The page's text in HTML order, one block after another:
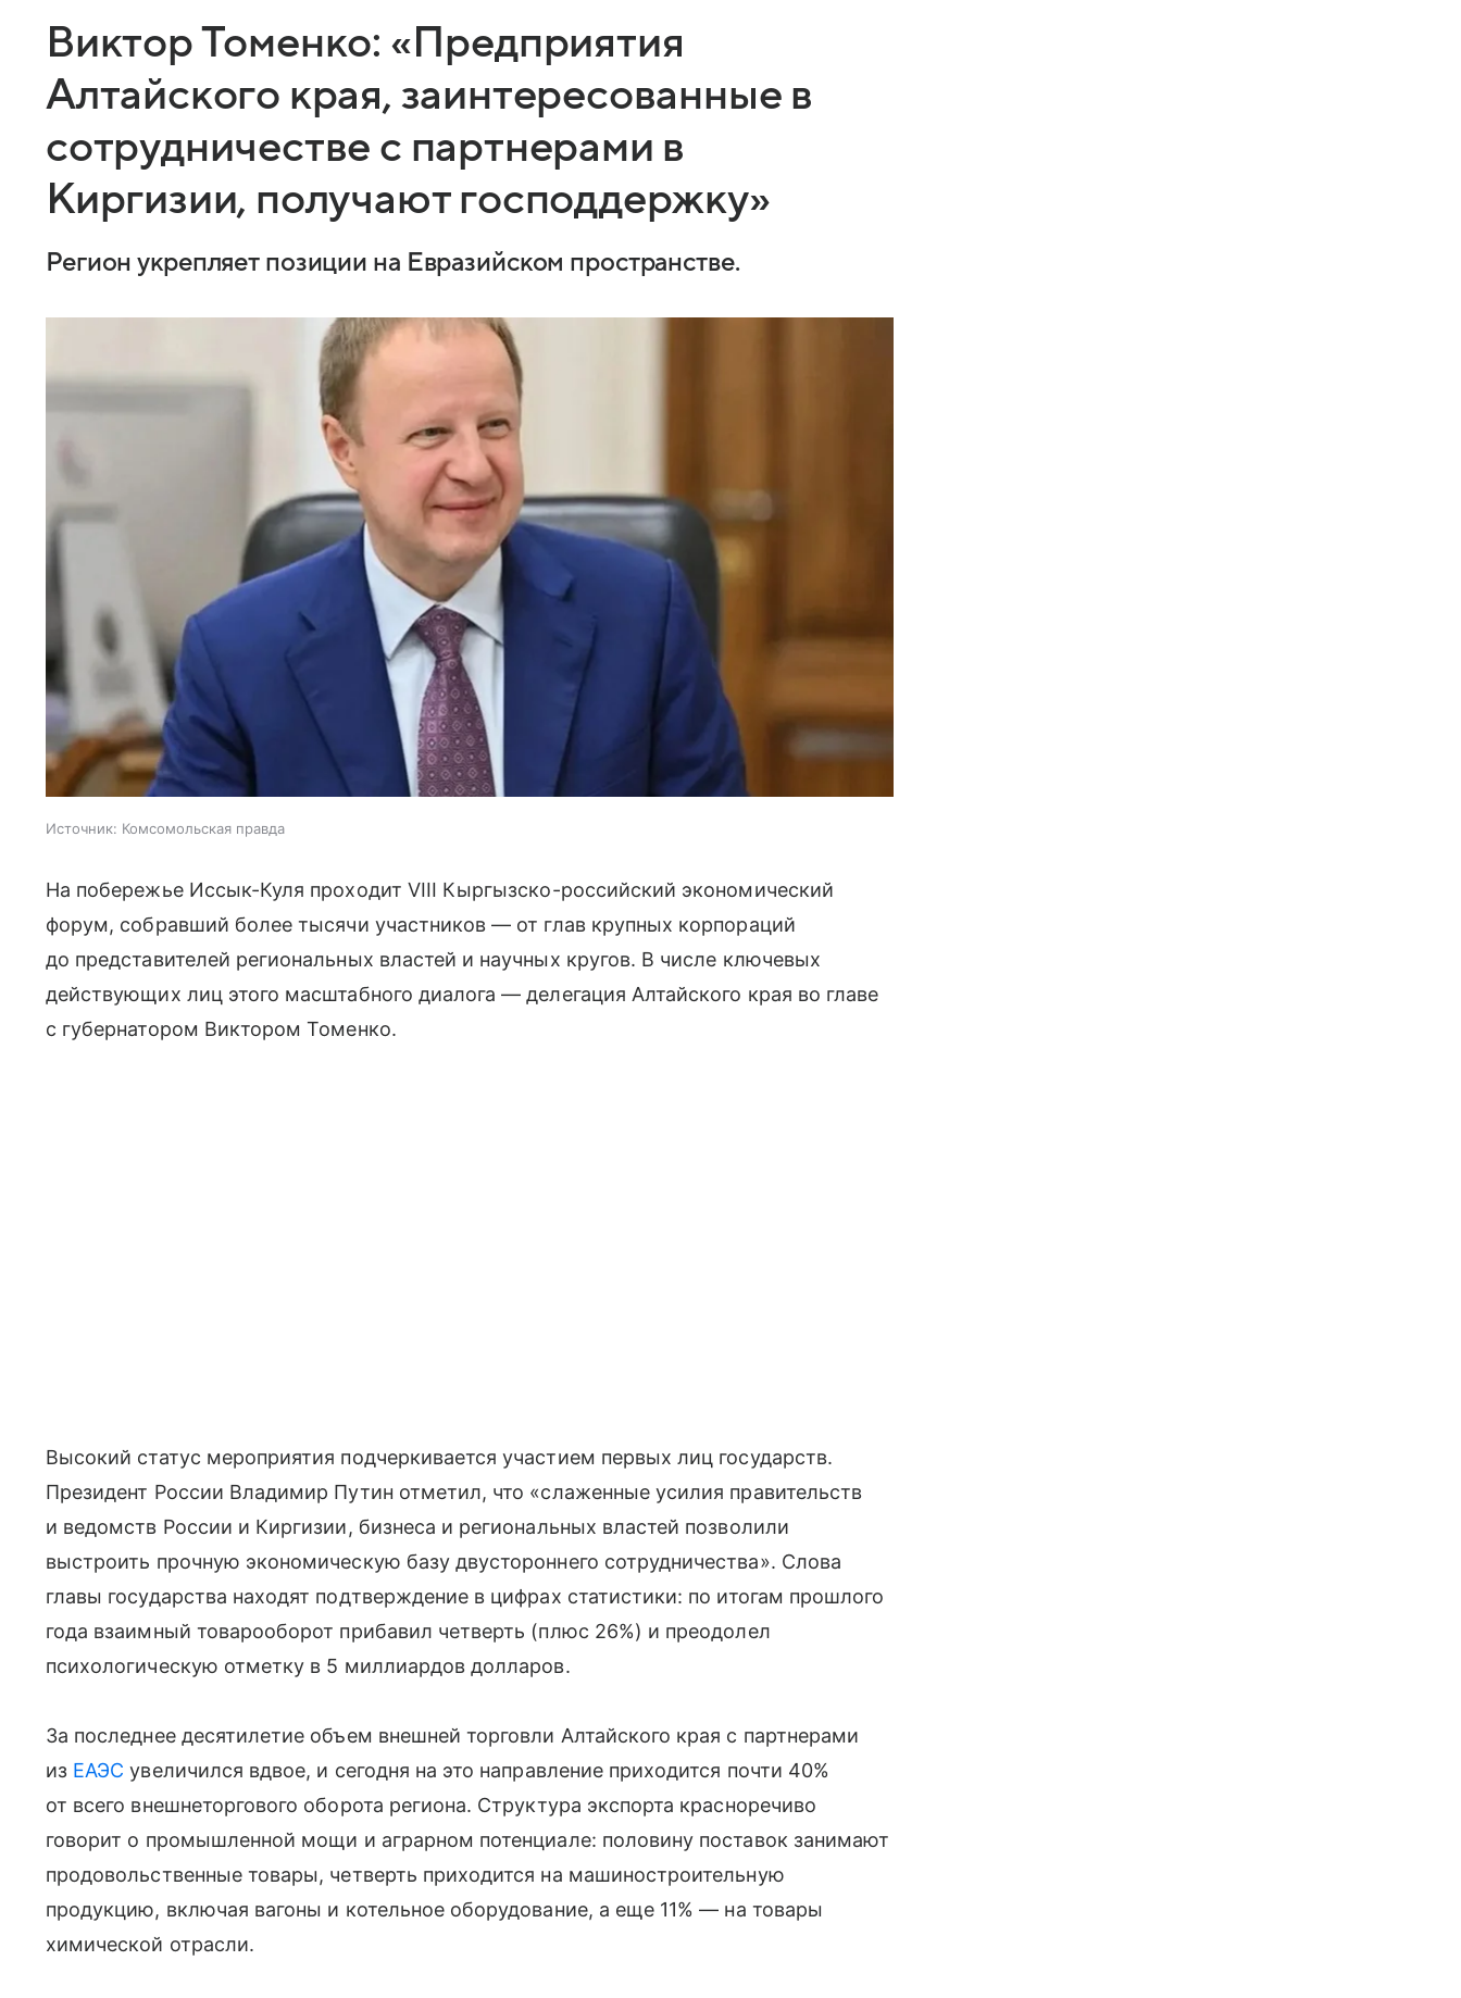
Виктор Томенко: «Предприятия
Алтайского края, заинтересованные в
сотрудничестве с партнерами в
Киргизии, получают господдержку»
Регион укрепляет позиции на Евразийском пространстве.
Источник: Комсомольская правда
На побережье Иссык-Куля проходит VIII Кыргызско-российский экономический
форум, собравший более тысячи участников — от глав крупных корпораций
до представителей региональных властей и научных кругов. В числе ключевых
действующих лиц этого масштабного диалога — делегация Алтайского края во главе
с губернатором Виктором Томенко.
Высокий статус мероприятия подчеркивается участием первых лиц государств.
Президент России Владимир Путин отметил, что «слаженные усилия правительств
и ведомств России и Киргизии, бизнеса и региональных властей позволили
выстроить прочную экономическую базу двустороннего сотрудничества». Слова
главы государства находят подтверждение в цифрах статистики: по итогам прошлого
года взаимный товарооборот прибавил четверть (плюс 26%) и преодолел
психологическую отметку в 5 миллиардов долларов.
За последнее десятилетие объем внешней торговли Алтайского края с партнерами
из ЕАЭС увеличился вдвое, и сегодня на это направление приходится почти 40%
от всего внешнеторгового оборота региона. Структура экспорта красноречиво
говорит о промышленной мощи и аграрном потенциале: половину поставок занимают
продовольственные товары, четверть приходится на машиностроительную
продукцию, включая вагоны и котельное оборудование, а еще 11% — на товары
химической отрасли.